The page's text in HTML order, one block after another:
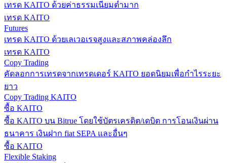
ได้รับ
เทรด KAITO ด้วยค่าธรรมเนียมต่ำมาก
เทรด KAITO
Futures
เทรด KAITO ด้วยเลเวอเรจสูงและสภาพคล่องลึก
เทรด KAITO
Copy Trading
คัดลอกการเทรดจากเทรดเดอร์ KAITO ยอดนิยมเพื่อกำไรระยะ
ยาว
Copy Trading KAITO
ซื้อ KAITO
ซื้อ KAITO บน Bitrue โดยใช้บัตรเครดิต/เดบิต การโอนเงินผ่าน
ธนาคาร เงินฝาก fiat SEPA และอื่นๆ
ซื้อ KAITO
Flexible Staking